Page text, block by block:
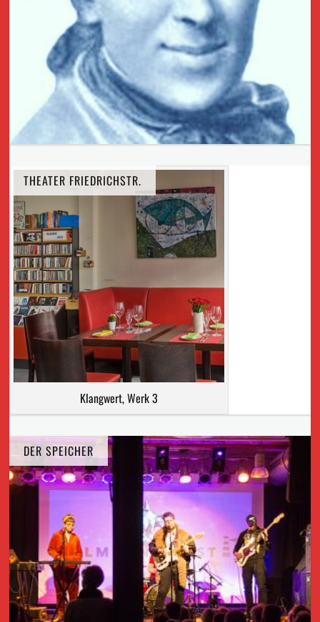
THEATER FRIEDRICHSTR.
Klangwert, Werk 3
DER SPEICHER